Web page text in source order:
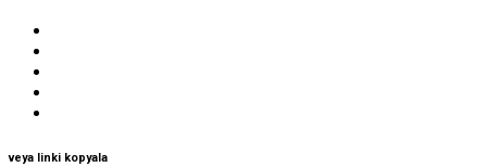
veya linki kopyala